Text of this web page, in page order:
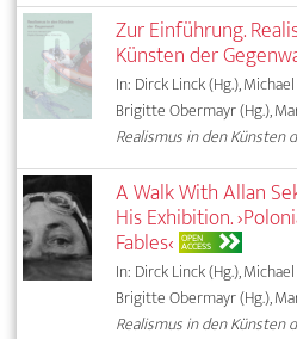
Zur Einführung.
Künsten der
In: Dirck Linck (Hg.),
Brigitte Obermayr (Hg.),
Realismus in den Künsten
A Walk With Allan
His Exhibition.
Fables‹ OPEN
ACCESS
In: Dirck Linck (Hg.),
Brigitte Obermayr (Hg.),
Realismus in den Künsten